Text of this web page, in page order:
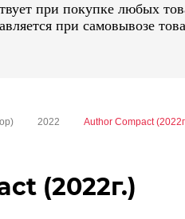
при покупке любых
при самовывозе
2022 Author Compact
(2022г.)